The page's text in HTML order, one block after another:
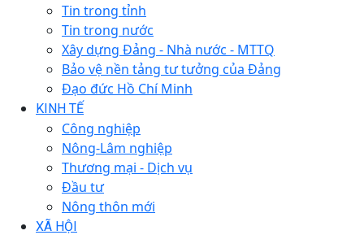
Tin trong tỉnh
Tin trong nước
Xây dựng Đảng - Nhà nước - MTTQ
Bảo vệ nền tảng tư tưởng của Đảng
Đạo đức Hồ Chí Minh
KINH TẾ
Công nghiệp
Nông-Lâm nghiệp
Thương mại - Dịch vụ
Đầu tư
Nông thôn mới
XÃ HỘI